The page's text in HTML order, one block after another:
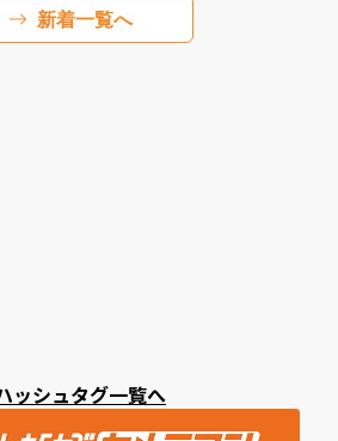
新着一覧へ
ッシュタグ一覧へ